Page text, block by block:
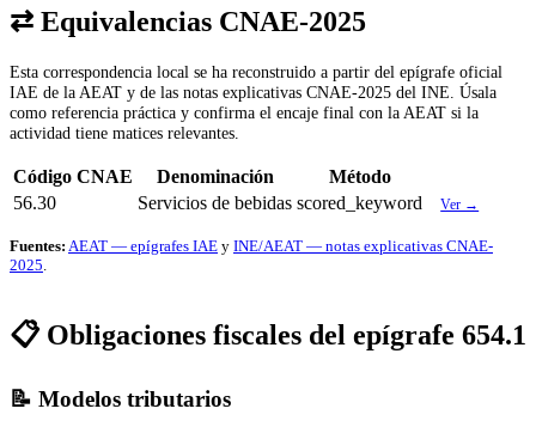
⇄ Equivalencias CNAE-2025
Esta correspondencia local se ha reconstruido a partir del epígrafe oficial
IAE de la AEAT y de las notas explicativas CNAE-2025 del INE. Úsala
como referencia práctica y confirma el encaje final con la AEAT si la
actividad tiene matices relevantes.
Código CNAE Denominación
Método
56.30
Servicios de bebidas scored_keyword Ver →
Fuentes: AEAT — epígrafes IAE y INE/AEAT — notas explicativas CNAE-
2025
📋 Obligaciones fiscales del epígrafe 654.1
📝 Modelos tributarios